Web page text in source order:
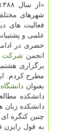
شهرهای
فعالیت های
علمی و
خضری در
انجمن شركت
برگزاری
مطرح كردم.
بعنوان دانشگاه
دانشكده
دانشكده زبان
چنین كنگره ای
به قول رایزن